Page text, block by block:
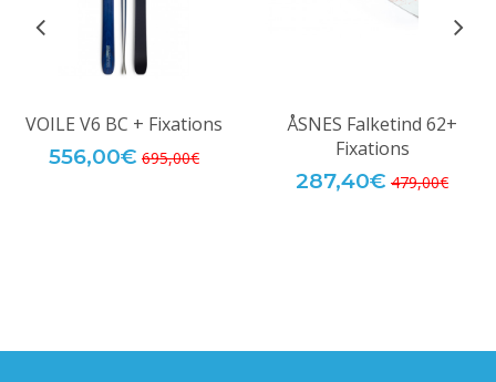
VOILE V6 BC + Fixations
556,00€ 695,00€
ÅSNES Falketind 62+
Fixations
287,40€ 479,00€